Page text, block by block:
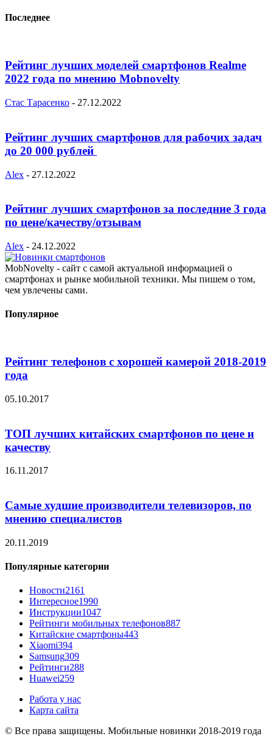
Последнее
Рейтинг лучших моделей смартфонов Realme
2022 года по мнению Mobnovelty
Стас Тарасенко - 27.12.2022
Рейтинг лучших смартфонов для рабочих задач
до 20 000 рублей
Alex - 27.12.2022
Рейтинг лучших смартфонов за последние 3 года
по цене/качеству/отзывам
Alex - 24.12.2022
MobNovelty - сайт с самой актуальной информацией о
смартфонах и рынке мобильной техники. Мы пишем о том,
чем увлечены сами.
Популярное
Рейтинг телефонов с хорошей камерой 2018-2019
года
05.10.2017
ТОП лучших китайских смартфонов по цене и
качеству
16.11.2017
Самые худшие производители телевизоров, по
мнению специалистов
20.11.2019
Популярные категории
Новости2161
Интересное1990
Инструкции1047
Рейтинги мобильных телефонов887
Китайские смартфоны443
Xiaomi394
Samsung309
Рейтинги288
Huawei259
Работа у нас
Карта сайта
© Все права защищены. Мобильные новинки 2018-2019 года